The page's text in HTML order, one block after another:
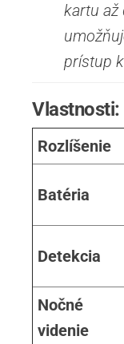
kartu až
prístup
Vlastnosti:
Rozlíšenie
Batéria
Detekcia
Nočné
videnie